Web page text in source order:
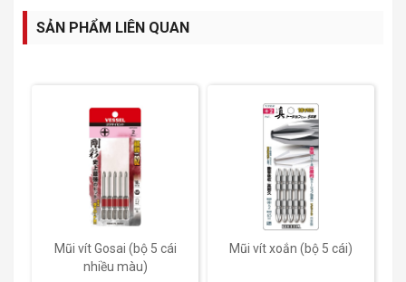
SẢN PHẨM LIÊN QUAN
Mũi vít Gosai (bộ 5 cái
nhiều màu)
Mũi vít xoắn (bộ 5 cái)